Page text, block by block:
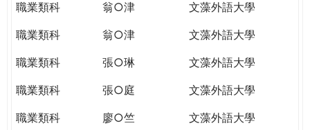
職業類科
翁○津
文藻外語大學
職業類科
翁○津
文藻外語大學
職業類科
張○琳
文藻外語大學
職業類科
張○庭
文藻外語大學
職業類科
廖○竺 文藻外語大學